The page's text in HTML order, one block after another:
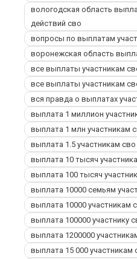
вологодская область
действий сво
вопросы по выплатам
воронежская область
все выплаты участникам
все выплаты участникам
вся правда о выплатах
выплата 1 миллион
выплата 1 млн участникам
выплата 1.5 участникам сво
выплата 10 тысяч
выплата 100 тысяч
выплата 10000 семьям
выплата 10000 участникам
выплата 100000 участнику
выплата 1200000
выплата 15 000 участникам